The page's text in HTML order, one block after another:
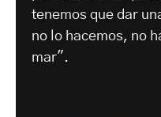
tenemos que dar
no lo hacemos, no
mar".